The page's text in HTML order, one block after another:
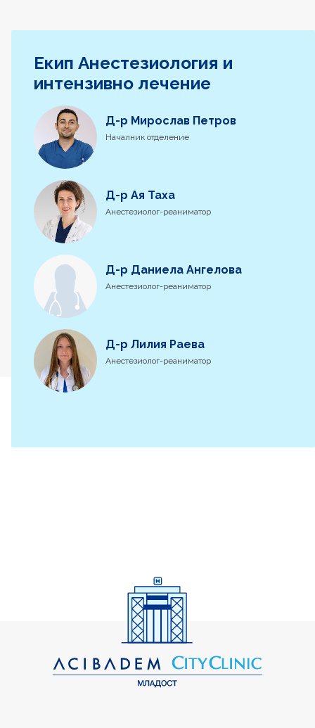
Екип Анестезиология и
интензивно лечение
Д-р Мирослав Петров
Началник отделение
Д-р Ая Таха
Анестезиолог-реаниматор
Д-р Даниела Ангелова
Анестезиолог-реаниматор
Д-р Лилия Раева
Анестезиолог-реаниматор